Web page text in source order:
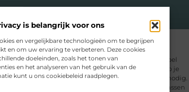
is belangrijk voor ons
en vergelijkbare technologieën om te begrijpen
en om uw ervaring te verbeteren. Deze cookies
doeleinden, zoals het tonen van
en het analyseren van het gebruik van de
kunt u ons cookiebeleid raadplegen.
voorkomen met stoelpoot bescherming
ook iedere keer je adem in als je iemand met de stoel
vloer ziet schuiven? Ben je bang voor nóg een kras op je
laminaat? Dat is hartstikke zonde en helemaal niet nodig.
alles mogelijk om je vloer te beschermen tegen krassen